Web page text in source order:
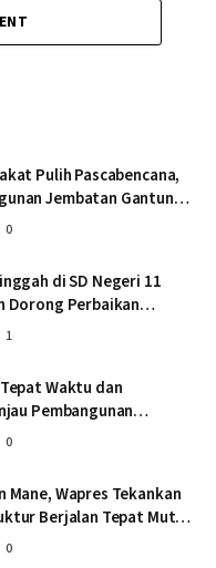
Pulih Pascabencana,
Jembatan Gantung
0
di SD Negeri 11
Dorong Perbaikan
1
Waktu dan
Pembangunan
0
Wapres Tekankan
Berjalan Tepat Mutu
0